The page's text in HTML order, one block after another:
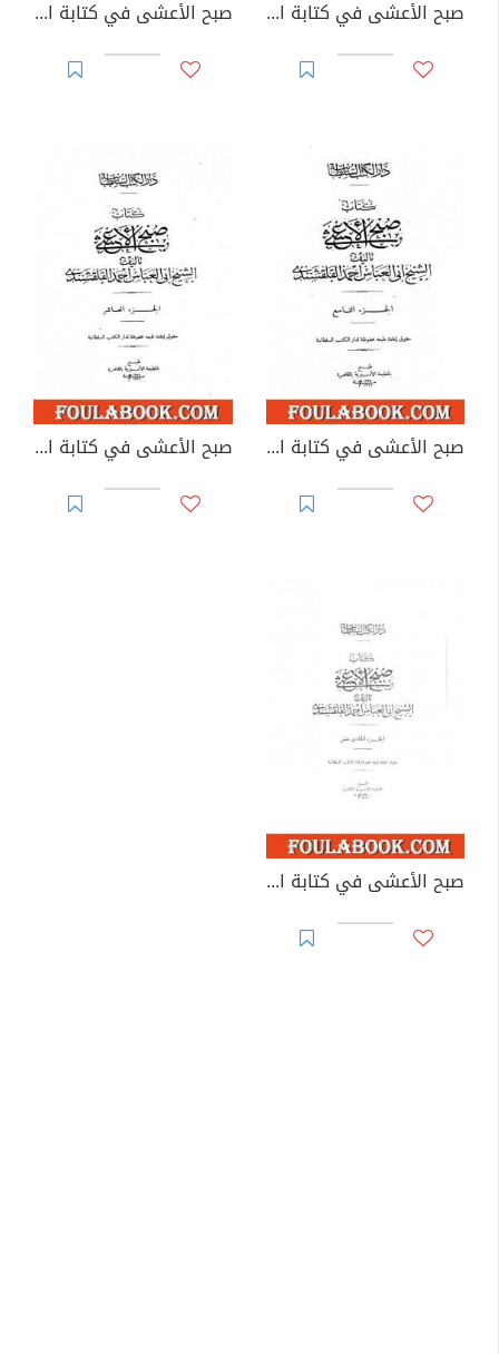
صبح الأعشى في كتابة الإنشا - الجزء السابع: تابع المقالة الرابعة صبح الأعشى في كتابة الإنشا - الجزء الثامن: تابع المقالة الرابعة
صبح الأعشى في كتابة الإنشا - الجزء التاسع: تابع المقالة الرابعة - المقالة الخامسة صبح الأعشى في كتابة الإنشا - الجزء العاشر: تابع المقالة الخامسة
صبح الأعشى في كتابة الإنشا - الجزء الحادي عشر: تابع المقالة الخامسة